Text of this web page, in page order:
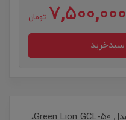
7,500,000 تومان